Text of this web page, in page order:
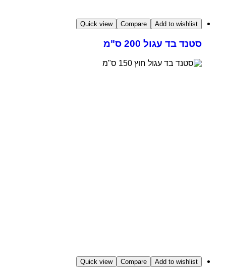
Add to wishlist
Compare
Quick view
סטנד בד עגול 200 ס"מ
Add to wishlist
Compare
Quick view